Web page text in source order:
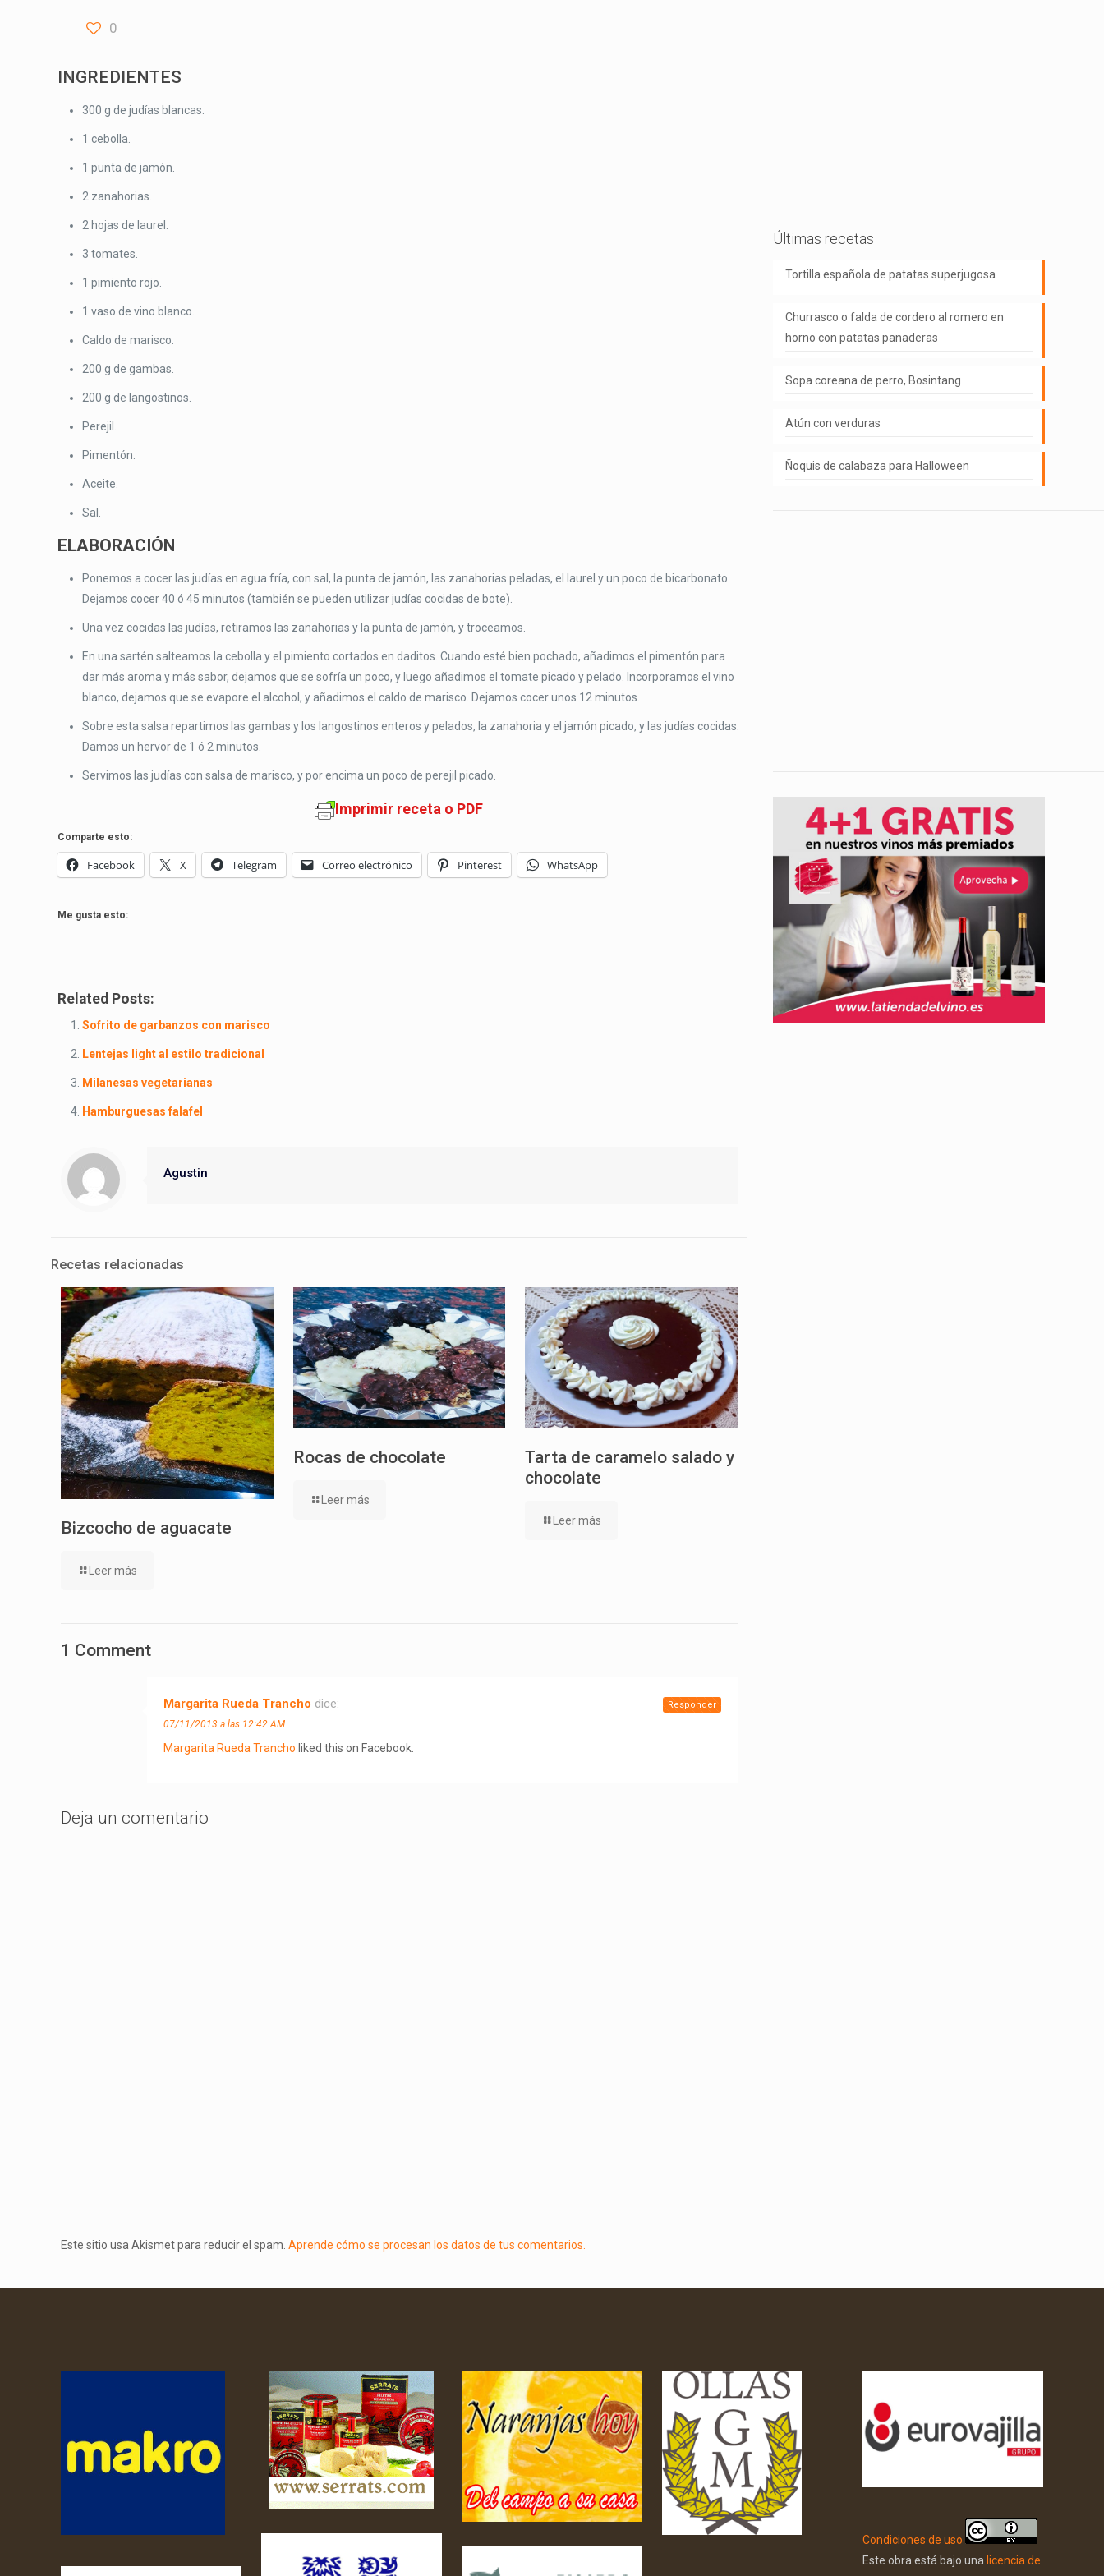
0
INGREDIENTES
300 g de judías blancas.
1 cebolla.
1 punta de jamón.
2 zanahorias.
2 hojas de laurel.
3 tomates.
1 pimiento rojo.
1 vaso de vino blanco.
Caldo de marisco.
200 g de gambas.
200 g de langostinos.
Perejil.
Pimentón.
Aceite.
Sal.
ELABORACIÓN
Ponemos a cocer las judías en agua fría, con sal, la punta de jamón, las zanahorias peladas, el laurel y un poco de bicarbonato.
Dejamos cocer 40 ó 45 minutos (también se pueden utilizar judías cocidas de bote).
Una vez cocidas las judías, retiramos las zanahorias y la punta de jamón, y troceamos.
En una sartén salteamos la cebolla y el pimiento cortados en daditos. Cuando esté bien pochado, añadimos el pimentón para
dar más aroma y más sabor, dejamos que se sofría un poco, y luego añadimos el tomate picado y pelado. Incorporamos el vino
blanco, dejamos que se evapore el alcohol, y añadimos el caldo de marisco. Dejamos cocer unos 12 minutos.
Sobre esta salsa repartimos las gambas y los langostinos enteros y pelados, la zanahoria y el jamón picado, y las judías cocidas.
Damos un hervor de 1 ó 2 minutos.
Servimos las judías con salsa de marisco, y por encima un poco de perejil picado.
Imprimir receta o PDF
Comparte esto:
Facebook X Telegram Correo electrónico Pinterest WhatsApp
Me gusta esto:
Related Posts:
Sofrito de garbanzos con marisco
Lentejas light al estilo tradicional
Milanesas vegetarianas
Hamburguesas falafel
Agustin
Recetas relacionadas
Bizcocho de aguacate
Leer más
Rocas de chocolate
Leer más
Tarta de caramelo salado y
chocolate
Leer más
1 Comment
Margarita Rueda Trancho dice:
07/11/2013 a las 12:42 AM
Margarita Rueda Trancho liked this on Facebook.
Responder
Deja un comentario
Este sitio usa Akismet para reducir el spam. Aprende cómo se procesan los datos de tus comentarios.
Últimas recetas
Tortilla española de patatas superjugosa
Churrasco o falda de cordero al romero en
horno con patatas panaderas
Sopa coreana de perro, Bosintang
Atún con verduras
Ñoquis de calabaza para Halloween
Condiciones de uso
Este obra está bajo una licencia de